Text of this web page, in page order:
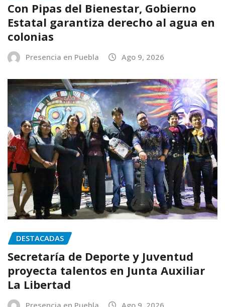
Con Pipas del Bienestar, Gobierno
Estatal garantiza derecho al agua en
colonias
Presencia en Puebla Ago 9, 2026
DESTACADAS
Secretaría de Deporte y Juventud
proyecta talentos en Junta Auxiliar
La Libertad